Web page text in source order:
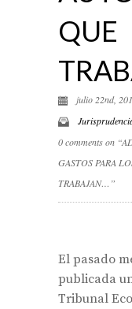
QUE
julio 22nd,
0 comments on
GASTOS PARA
TRABAJAN…”
El pasado
publicada
Tribunal